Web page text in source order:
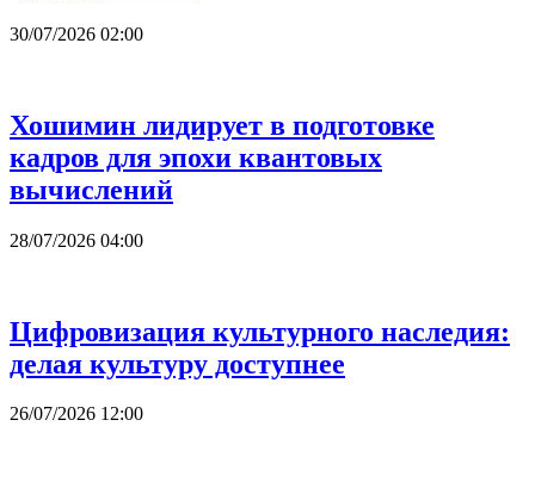
30/07/2026 02:00
Хошимин лидирует в подготовке
кадров для эпохи квантовых
вычислений
28/07/2026 04:00
Цифровизация культурного наследия:
делая культуру доступнее
26/07/2026 12:00